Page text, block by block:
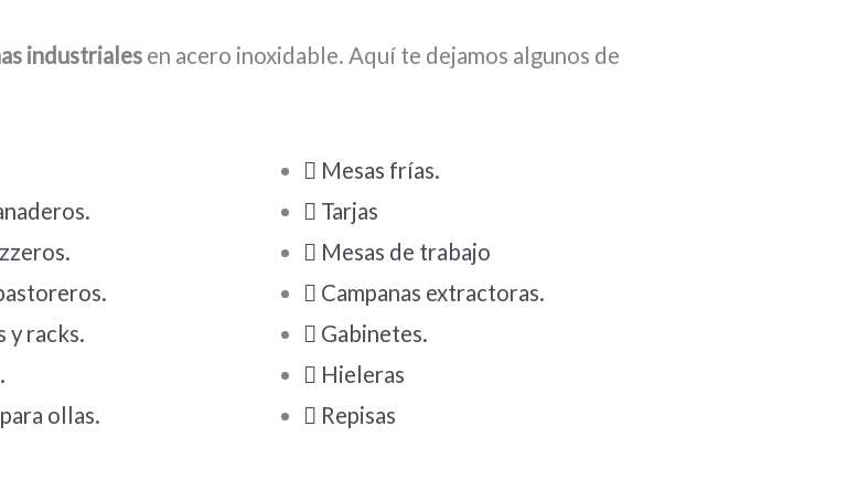
industriales en acero inoxidable. Aquí te dejamos algunos de
y racks.
ollas.
Mesas frías.
Tarjas
Mesas de trabajo
Campanas extractoras.
Gabinetes.
Hieleras
Repisas